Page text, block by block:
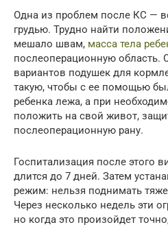
Одна из проблем после КС —
грудью. Трудно найти
мешало швам, масса тела
послеоперационную область.
вариантов подушек для
такую, чтобы с ее помощью
ребенка лежа, а при
положить на свой живот,
послеоперационную рану.
Госпитализация после этого
длится до 7 дней. Затем
режим: нельзя поднимать
Через несколько недель эти
но когда это произойдет